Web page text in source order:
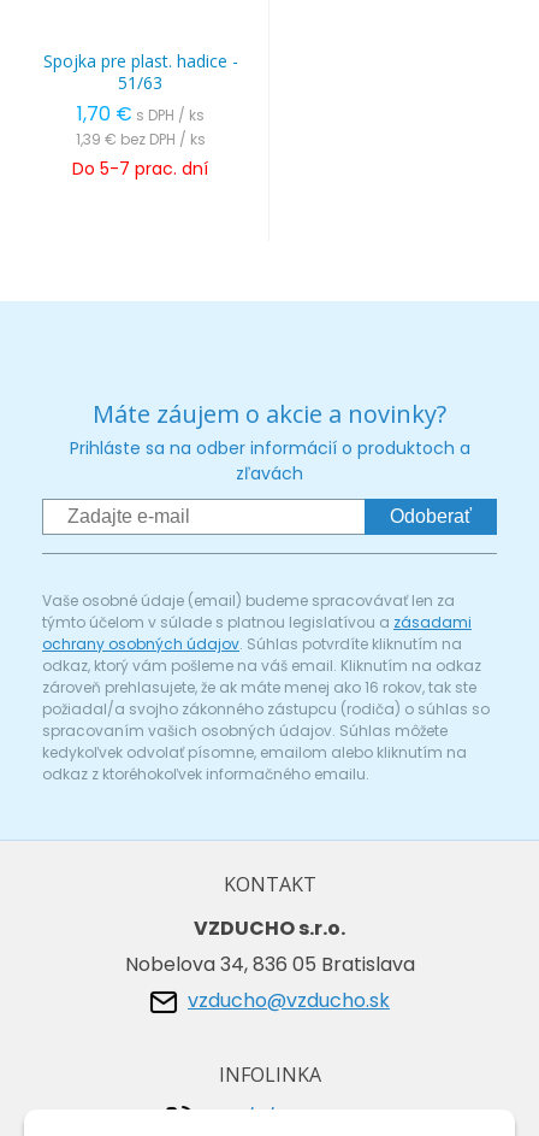
Spojka pre plast. hadice -
51/63
1,70 € s DPH / ks
1,39 € bez DPH / ks
Do 5-7 prac. dní
Máte záujem o akcie a novinky?
Prihláste sa na odber informácií o produktoch a
zľavách
Odoberať
Vaše osobné údaje (email) budeme spracovávať len za
týmto účelom v súlade s platnou legislatívou a zásadami
ochrany osobných údajov. Súhlas potvrdíte kliknutím na
odkaz, ktorý vám pošleme na váš email. Kliknutím na odkaz
zároveň prehlasujete, že ak máte menej ako 16 rokov, tak ste
požiadal/a svojho zákonného zástupcu (rodiča) o súhlas so
spracovaním vašich osobných údajov. Súhlas môžete
kedykoľvek odvolať písomne, emailom alebo kliknutím na
odkaz z ktoréhokoľvek informačného emailu.
KONTAKT
VZDUCHO s.r.o.
Nobelova 34, 836 05 Bratislava
vzducho@vzducho.sk
INFOLINKA
+421/2/4464 0134